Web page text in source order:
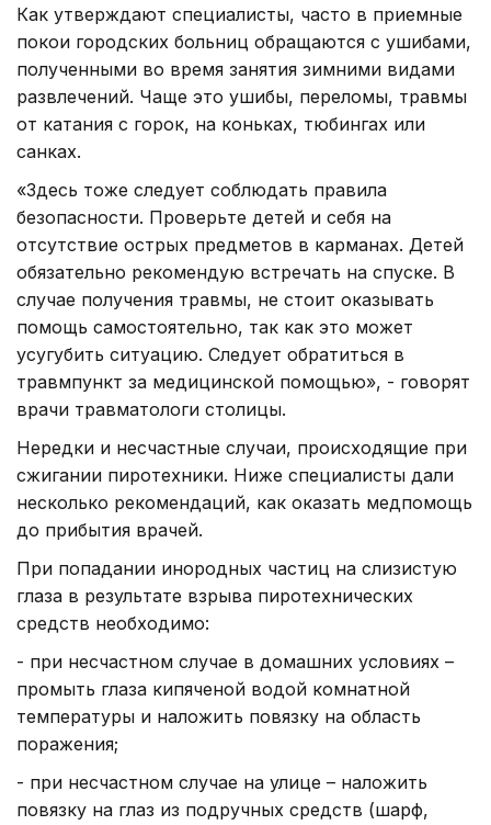
Как утверждают специалисты, часто в приемные
покои городских больниц обращаются с ушибами,
полученными во время занятия зимними видами
развлечений. Чаще это ушибы, переломы, травмы
от катания с горок, на коньках, тюбингах или
санках.
«Здесь тоже следует соблюдать правила
безопасности. Проверьте детей и себя на
отсутствие острых предметов в карманах. Детей
обязательно рекомендую встречать на спуске. В
случае получения травмы, не стоит оказывать
помощь самостоятельно, так как это может
усугубить ситуацию. Следует обратиться в
травмпункт за медицинской помощью», - говорят
врачи травматологи столицы.
Нередки и несчастные случаи, происходящие при
сжигании пиротехники. Ниже специалисты дали
несколько рекомендаций, как оказать медпомощь
до прибытия врачей.
При попадании инородных частиц на слизистую
глаза в результате взрыва пиротехнических
средств необходимо:
- при несчастном случае в домашних условиях –
промыть глаза кипяченой водой комнатной
температуры и наложить повязку на область
поражения;
- при несчастном случае на улице – наложить
повязку на глаз из подручных средств (шарф,